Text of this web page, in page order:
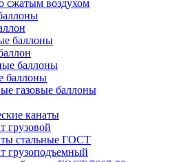
сжатым воздухом
баллоны
баллоны
баллоны
газовые баллоны
канаты
грузовой
стальные ГОСТ
грузоподъемный